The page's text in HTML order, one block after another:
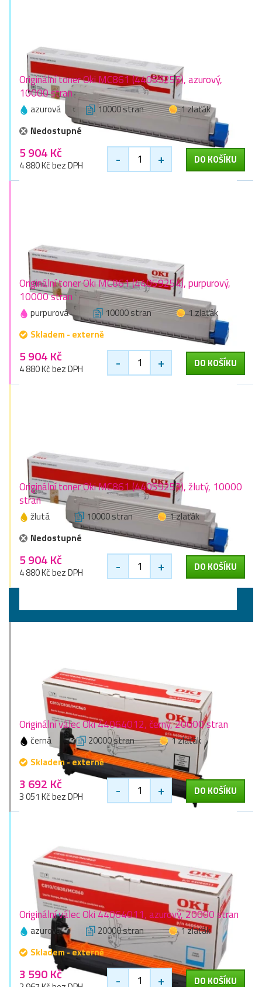
Originální toner Oki MC861 (44059255), azurový,
10000 stran
azurová 10000 stran
1 zlaťák
Nedostupné
5 904 Kč
4 880 Kč bez DPH - + DO KOŠÍKU
Originální toner Oki MC861 (44059254), purpurový,
10000 stran
purpurová 10000 stran
1 zlaťák
Skladem - externě
5 904 Kč
4 880 Kč bez DPH - + DO KOŠÍKU
Originální toner Oki MC861 (44059253), žlutý, 10000
stran
žlutá 10000 stran
1 zlaťák
Nedostupné
5 904 Kč
4 880 Kč bez DPH - + DO KOŠÍKU
Originální válec Oki 44064012, černý, 20000 stran
černá 20000 stran
1 zlaťák
Skladem - externě
3 692 Kč
3 051 Kč bez DPH - + DO KOŠÍKU
Originální válec Oki 44064011, azurový, 20000 stran
azurová 20000 stran
1 zlaťák
Skladem - externě
3 590 Kč - + DO KOŠÍKU